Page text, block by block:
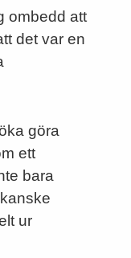
ombedd att
det var en
göra
ett
bara
ur